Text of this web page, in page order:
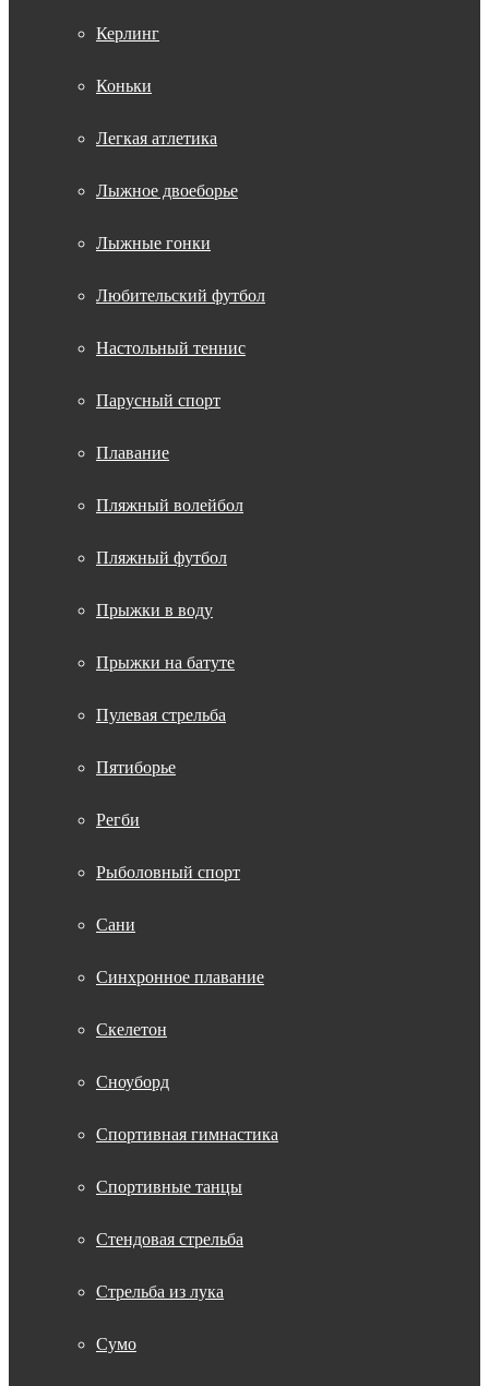
Керлинг
Коньки
Легкая атлетика
Лыжное двоеборье
Лыжные гонки
Любительский футбол
Настольный теннис
Парусный спорт
Плавание
Пляжный волейбол
Пляжный футбол
Прыжки в воду
Прыжки на батуте
Пулевая стрельба
Пятиборье
Регби
Рыболовный спорт
Сани
Синхронное плавание
Скелетон
Сноуборд
Спортивная гимнастика
Спортивные танцы
Стендовая стрельба
Стрельба из лука
Сумо